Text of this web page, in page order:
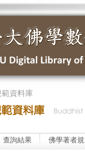
資料庫
查詢結果 佛學著者